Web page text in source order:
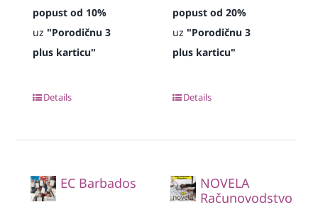
popust od 10%
uz "Porodičnu 3
plus karticu"
Details
popust od 20%
uz"Porodičnu 3
plus karticu"
Details
EC Barbados
NOVELA
Računovodstvo